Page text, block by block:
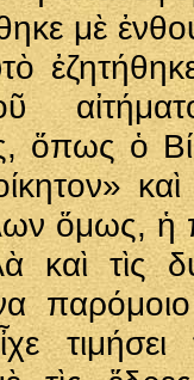
μὲ
ὅπως ὁ
ὅμως, ἡ
καὶ τὶς